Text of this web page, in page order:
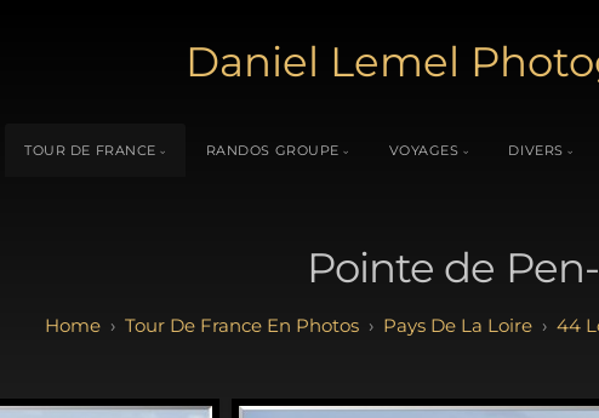
Daniel Lemel
TOUR DE FRANCE RANDOS GROUPE VOYAGES DIVERS
Pointe de
Tour De France En Photos Pays De La Loire 44